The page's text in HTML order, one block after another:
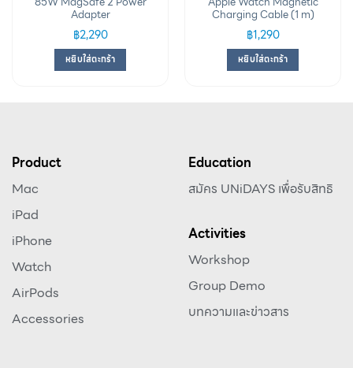
Adapter
฿2,290
หยิบใส่ตะกร้า
Charging Cable (1 m)
฿1,290
หยิบใส่ตะกร้า
Product
Mac
iPad
iPhone
Watch
AirPods
Accessories
Education
สมัคร UNiDAYS เพื่อรับสิทธิ
Activities
Workshop
Group Demo
บทความและข่าวสาร